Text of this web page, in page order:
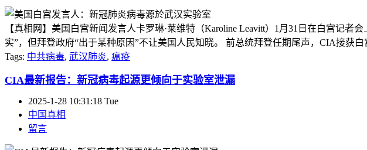
【真相网】美国白宫新闻发言人卡罗琳·莱维特（Karoline Leavitt）1月31日在白宫记
实”，但拜登政府“出于某种原因”不让美国人民知晓。 前总统拜登任期尾声，CIA接获
Tags: 中共病毒, 武汉肺炎, 瘟疫
CIA最新报告：新冠病毒起源更倾向于实验室泄漏
2025-1-28 10:31:18 Tue
中国真相
留言